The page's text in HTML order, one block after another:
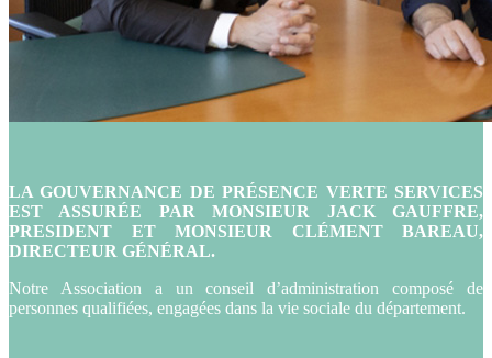
LA GOUVERNANCE DE PRÉSENCE VERTE SERVICES
EST ASSURÉE PAR MONSIEUR JACK GAUFFRE,
PRESIDENT ET MONSIEUR CLÉMENT BAREAU,
DIRECTEUR GÉNÉRAL.
Notre Association a un conseil d’administration composé de
personnes qualifiées, engagées dans la vie sociale du département.